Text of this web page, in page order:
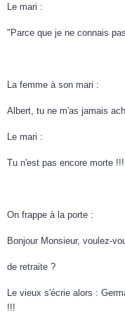
Le mari :
"Parce que je ne connais
La femme à son mari :
Albert, tu ne m'as jamais
Le mari :
Tu n'est pas encore morte !!!
On frappe à la porte :
Bonjour Monsieur, voulez-
de retraite ?
Le vieux s'écrie alors :
!!!